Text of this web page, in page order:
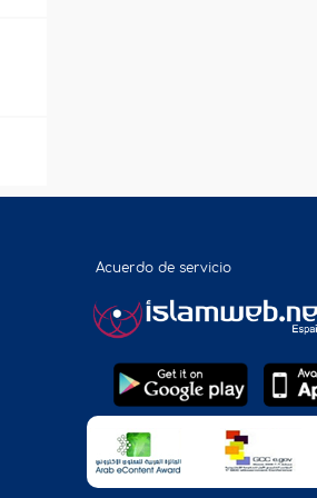
Acuerdo de servicio